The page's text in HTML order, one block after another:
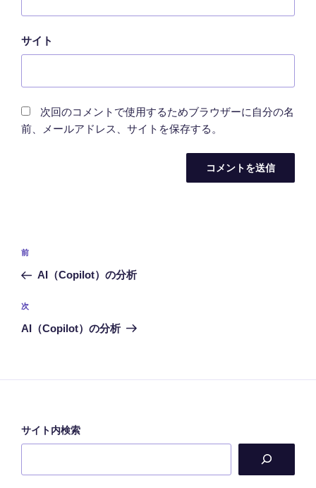
サイト
次回のコメントで使用するためブラウザーに自分の名
前、メールアドレス、サイトを保存する。
投
ナ
ビ
ゲ
ョ
前
の
稿
前
AI（Copilot）の分析
次
の
次
AI（Copilot）の分析
サイト内検索